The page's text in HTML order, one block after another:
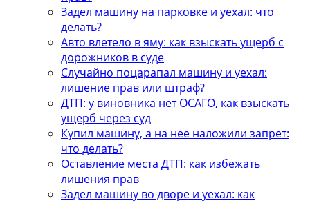
Задел машину на парковке и уехал: что
делать?
Авто влетело в яму: как взыскать ущерб с
дорожников в суде
Случайно поцарапал машину и уехал:
лишение прав или штраф?
ДТП: у виновника нет ОСАГО, как взыскать
ущерб через суд
Купил машину, а на нее наложили запрет:
что делать?
Оставление места ДТП: как избежать
лишения прав
Задел машину во дворе и уехал: как